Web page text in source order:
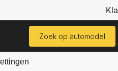
Zoek op automodel